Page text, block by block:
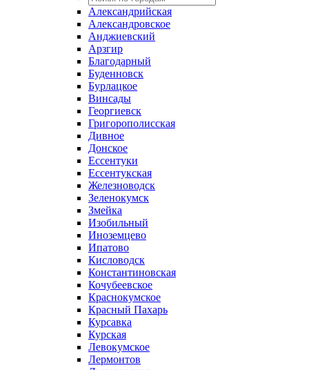
Александрийская
Александровское
Анджиевский
Арзгир
Благодарный
Буденновск
Бурлацкое
Винсады
Георгиевск
Григорополисская
Дивное
Донское
Ессентуки
Ессентукская
Железноводск
Зеленокумск
Змейка
Изобильный
Иноземцево
Ипатово
Кисловодск
Константиновская
Кочубеевское
Краснокумское
Красный Пахарь
Курсавка
Курская
Левокумское
Лермонтов